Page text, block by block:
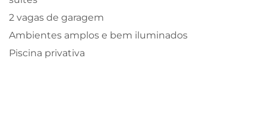
2 vagas de garagem
Ambientes amplos e bem iluminados
Piscina privativa